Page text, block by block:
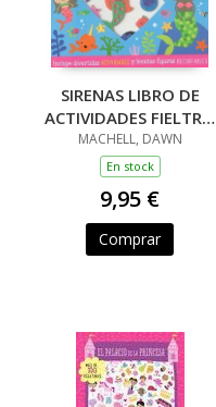
SIRENAS LIBRO DE
ACTIVIDADES FIELTRO
3-D
MACHELL, DAWN
En stock
9,95 €
Comprar